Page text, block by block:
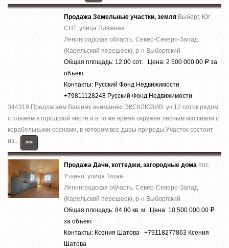
Продажа Земельные участки, земля Выборг, Юг
СНТ, улица Пляжная
Ленинградская область, Север-Северо-Запад
(Карельский перешеек), р-н Выборгский
Общая площадь: 12.00 сот. Цена: 2 500 000.00 Р за
объект
Контакты: Русский Фонд Недвижимости
+79811128248 Русский Фонд Недвижимости
344319 Предлагаем Вашему вниманию ЭКСКЛЮЗИВ: уч 12 соток рядом
с пляжем в городской черте и в то же время окружен лесным массивом с
корабельными соснами, в котором все дары природы.Участок состоит
из...
>>
Продажа Дачи, коттеджи, загородные дома пос.
Уткино, улица Тихая
Ленинградская область, Север-Северо-Запад
(Карельский перешеек), р-н Выборгский
Общая площадь: 84.00 кв. м Цена: 10 500 000.00 Р
за объект
Контакты: Ксения Шатова +79118277863 Ксения
Шатова